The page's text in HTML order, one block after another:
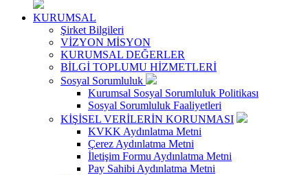
KURUMSAL
Şirket Bilgileri
VİZYON MİSYON
KURUMSAL DEĞERLER
BİLGİ TOPLUMU HİZMETLERİ
Sosyal Sorumluluk
Kurumsal Sosyal Sorumluluk Politikası
Sosyal Sorumluluk Faaliyetleri
KİŞİSEL VERİLERİN KORUNMASI
KVKK Aydınlatma Metni
Çerez Aydınlatma Metni
İletişim Formu Aydınlatma Metni
Pay Sahibi Aydınlatma Metni